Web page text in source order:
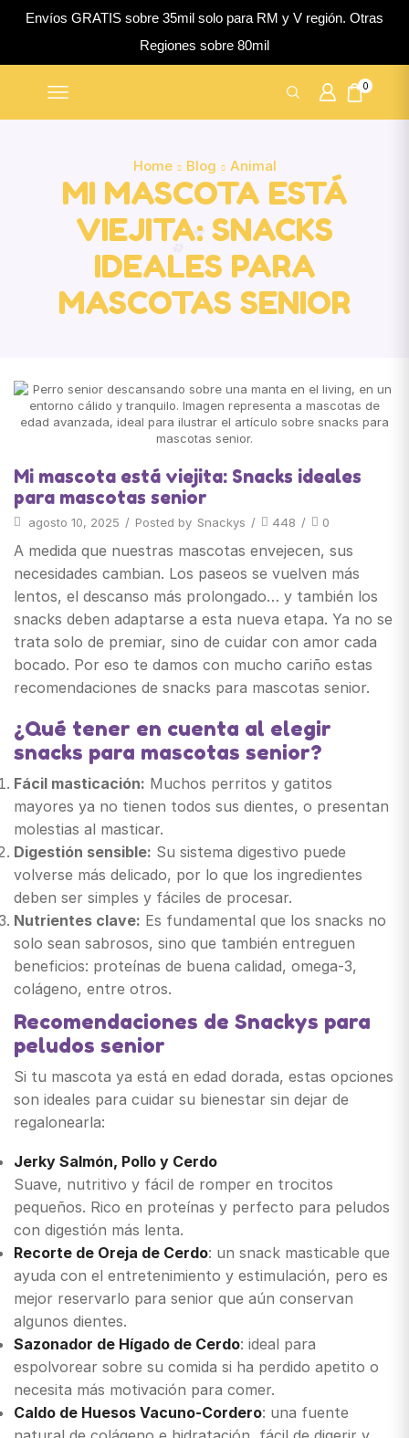
Envíos GRATIS sobre 35mil solo para RM y V región. Otras
Regiones sobre 80mil
0
Home Blog Animal
MI MASCOTA ESTÁ
VIEJITA: SNACKS
IDEALES PARA
MASCOTAS SENIOR
Mi mascota está viejita: Snacks ideales
para mascotas senior
agosto 10, 2025 / Posted by Snackys / 448 / 0
A medida que nuestras mascotas envejecen, sus
necesidades cambian. Los paseos se vuelven más
lentos, el descanso más prolongado… y también los
snacks deben adaptarse a esta nueva etapa. Ya no se
trata solo de premiar, sino de cuidar con amor cada
bocado. Por eso te damos con mucho cariño estas
recomendaciones de snacks para mascotas senior.
¿Qué tener en cuenta al elegir
snacks para mascotas senior?
Fácil masticación: Muchos perritos y gatitos
mayores ya no tienen todos sus dientes, o presentan
molestias al masticar.
Digestión sensible: Su sistema digestivo puede
volverse más delicado, por lo que los ingredientes
deben ser simples y fáciles de procesar.
Nutrientes clave: Es fundamental que los snacks no
solo sean sabrosos, sino que también entreguen
beneficios: proteínas de buena calidad, omega-3,
colágeno, entre otros.
Recomendaciones de Snackys para
peludos senior
Si tu mascota ya está en edad dorada, estas opciones
son ideales para cuidar su bienestar sin dejar de
regalonearla:
Jerky Salmón, Pollo y Cerdo
Suave, nutritivo y fácil de romper en trocitos
pequeños. Rico en proteínas y perfecto para peludos
con digestión más lenta.
Recorte de Oreja de Cerdo: un snack masticable que
ayuda con el entretenimiento y estimulación, pero es
mejor reservarlo para senior que aún conservan
algunos dientes.
Sazonador de Hígado de Cerdo: ideal para
espolvorear sobre su comida si ha perdido apetito o
necesita más motivación para comer.
Caldo de Huesos Vacuno-Cordero: una fuente